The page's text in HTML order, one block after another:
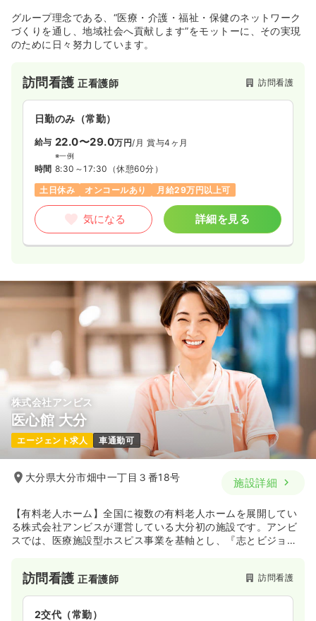
グループ理念である、“医療・介護・福祉・保健のネットワーク
づくりを通し、地域社会へ貢献します”をモットーに、その実現
のために日々努力しています。
訪問看護正看護師 訪問看護
日勤のみ（常勤）
給与 22.0〜29.0万円/月 賞与4ヶ月
※一例
時間 8:30～17:30 （休憩60分）
土日休み
オンコールあり 月給29万円以上可
気になる 詳細を見る
株式会社アンビス
医心館 大分
エージェント求人 車通勤可
大分県大分市畑中一丁目３番18号 施設詳細
【有料老人ホーム】全国に複数の有料老人ホームを展開してい
る株式会社アンビスが運営している大分初の施設です。アンビ
スでは、医療施設型ホスピス事業を基軸とし、『志とビジョン
護士による訪問ケア対応が可能な『医療特化型施設』となって
います。医療依存度が高い方に向けた新しいお住まいの提案を
しています。
訪問看護正看護師 訪問看護
2交代（常勤）